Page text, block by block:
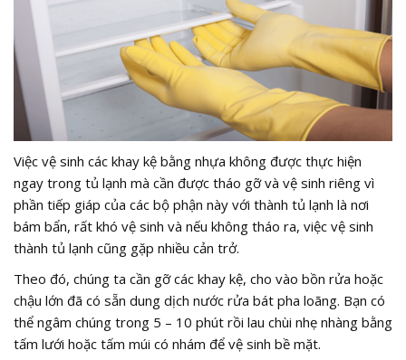
Việc vệ sinh các khay kệ bằng nhựa không được thực hiện
ngay trong tủ lạnh mà cần được tháo gỡ và vệ sinh riêng vì
phần tiếp giáp của các bộ phận này với thành tủ lạnh là nơi
bám bẩn, rất khó vệ sinh và nếu không tháo ra, việc vệ sinh
thành tủ lạnh cũng gặp nhiều cản trở.
Theo đó, chúng ta cần gỡ các khay kệ, cho vào bồn rửa hoặc
chậu lớn đã có sẵn dung dịch nước rửa bát pha loãng. Bạn có
thể ngâm chúng trong 5 – 10 phút rồi lau chùi nhẹ nhàng bằng
tấm lưới hoặc tấm múi có nhám để vệ sinh bề mặt.